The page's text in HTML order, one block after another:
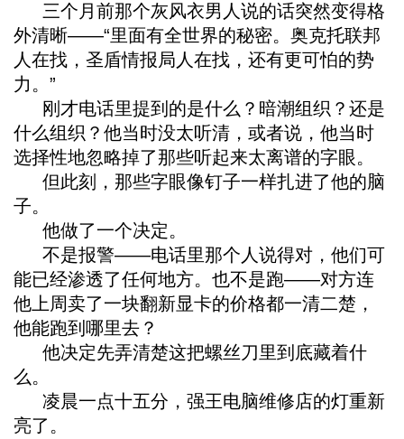
三个月前那个灰风衣男人说的话突然变得格
外清晰——“里面有全世界的秘密。奥克托联邦
人在找，圣盾情报局人在找，还有更可怕的势
力。”
刚才电话里提到的是什么？暗潮组织？还是
什么组织？他当时没太听清，或者说，他当时
选择性地忽略掉了那些听起来太离谱的字眼。
但此刻，那些字眼像钉子一样扎进了他的脑
子。
他做了一个决定。
不是报警——电话里那个人说得对，他们可
能已经渗透了任何地方。也不是跑——对方连
他上周卖了一块翻新显卡的价格都一清二楚，
他能跑到哪里去？
他决定先弄清楚这把螺丝刀里到底藏着什
么。
凌晨一点十五分，强王电脑维修店的灯重新
亮了。